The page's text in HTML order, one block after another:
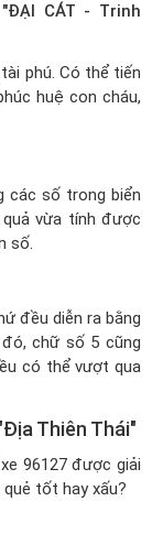
"ĐẠI CÁT - Trinh
phú. Có thể tiến
huệ con cháu,
các số trong biển
vừa tính được
số.
đều diễn ra bằng
chữ số 5 cũng
có thể vượt qua
Thiên Thái"
96127 được giải
tốt hay xấu?